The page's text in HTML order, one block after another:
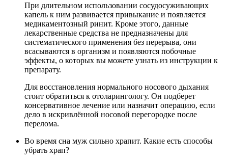
При длительном использовании сосудосуживающих
капель к ним развивается привыкание и появляется
медикаментозный ринит. Кроме этого, данные
лекарственные средства не предназначены для
систематического применения без перерыва, они
всасываются в организм и появляются побочные
эффекты, о которых вы можете узнать из инструкции к
препарату.
Для восстановления нормального носового дыхания
стоит обратиться к отоларингологу. Он подберет
консервативное лечение или назначит операцию, если
дело в искривлённой носовой перегородке после
перелома.
Во время сна муж сильно храпит. Какие есть способы
убрать храп?